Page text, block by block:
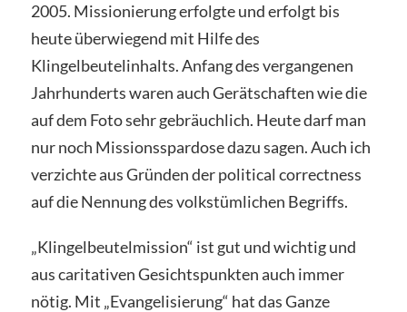
2005. Missionierung erfolgte und erfolgt bis
heute überwiegend mit Hilfe des
Klingelbeutelinhalts. Anfang des vergangenen
Jahrhunderts waren auch Gerätschaften wie die
auf dem Foto sehr gebräuchlich. Heute darf man
nur noch Missionsspardose dazu sagen. Auch ich
verzichte aus Gründen der political correctness
auf die Nennung des volkstümlichen Begriffs.
„Klingelbeutelmission“ ist gut und wichtig und
aus caritativen Gesichtspunkten auch immer
nötig. Mit „Evangelisierung“ hat das Ganze